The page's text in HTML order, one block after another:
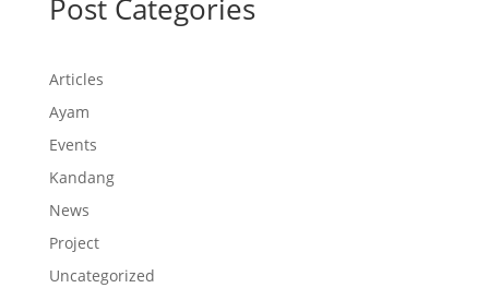
Post Categories
Articles
Ayam
Events
Kandang
News
Project
Uncategorized